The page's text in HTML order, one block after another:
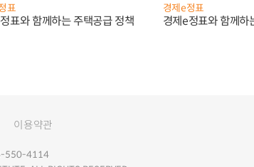
표
표와 함께하는 주택공급 정책
경제e정표
경제e정표와 함께하
이용약관
550-4114